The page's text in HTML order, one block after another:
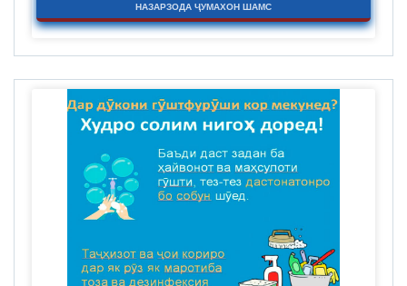
НАЗАРЗОДА ҶУМАХОН ШАМС